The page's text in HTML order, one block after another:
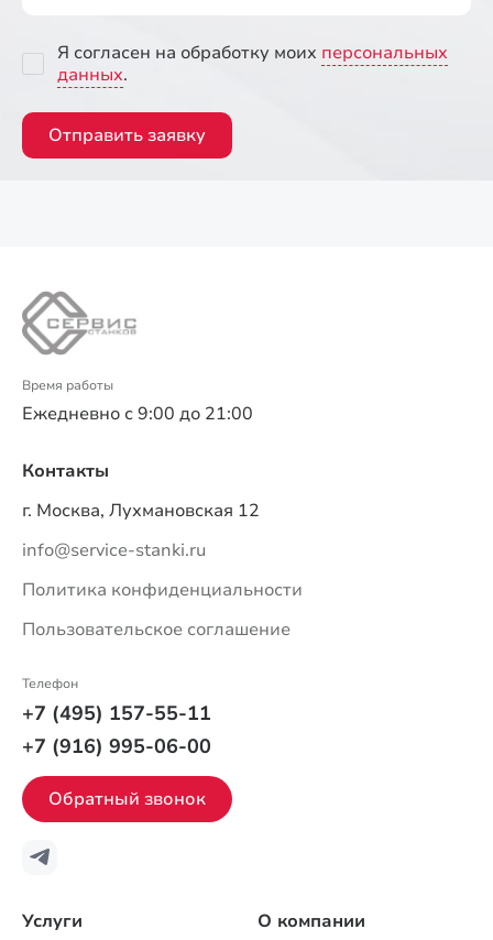
Я согласен на обработку моих персональных
данных.
Отправить заявку
Время работы
Ежедневно с 9:00 до 21:00
Услуги О компании
Контакты
г. Москва, Лухмановская 12
info@service-stanki.ru
Политика конфиденциальности
Пользовательское соглашение
Телефон
+7 (495) 157-55-11
+7 (916) 995-06-00
Обратный звонок